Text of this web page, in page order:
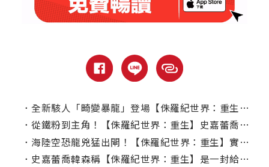
． 全新駭人「畸變暴龍」登場【侏羅紀世界：重生】｜本周上線、電視首播推薦
． 從鐵粉到主角！【侏羅紀世界：重生】史嘉蕾喬韓森毛遂自薦終於圓夢
． 海陸空恐龍兇猛出閘！【侏羅紀世界：重生】實景拍攝打造極致臨場感
． 史嘉蕾喬韓森稱【侏羅紀世界：重生】是一封給史蒂芬史匹柏的情書！